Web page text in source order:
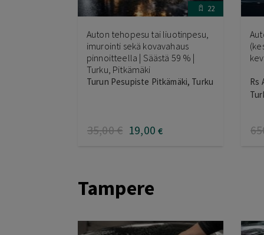
22
Auton tehopesu tai liuotinpesu,
imurointi sekä kovavahaus
pinnoitteella | Säästä 59 % |
Turku, Pitkämäki
Turun Pesupiste Pitkämäki, Turku
35,00€ 19,00 €
Rs
Tampere